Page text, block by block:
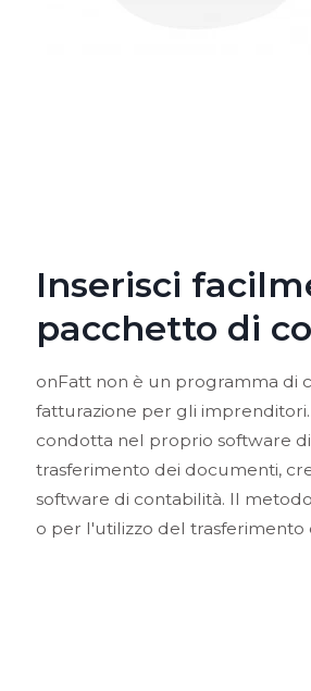
Inserisci
pacchetto di
onFatt non è un programma di
fatturazione per gli
condotta nel proprio software
trasferimento dei documenti,
software di contabilità. Il
o per l'utilizzo del